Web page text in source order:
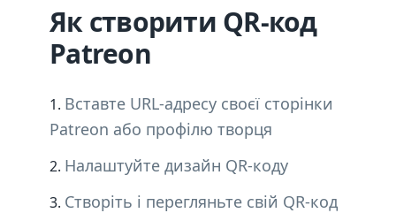
Як створити QR-код
Patreon
Вставте URL-адресу своєї сторінки
Patreon або профілю творця
Налаштуйте дизайн QR-коду
Створіть і перегляньте свій QR-код